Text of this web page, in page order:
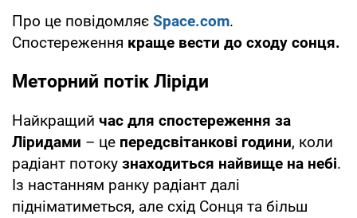
Про це повідомляє Space.com.
Спостереження краще вести до сходу сонця.
Меторний потік Ліріди
Найкращий час для спостереження за
Ліридами – це передсвітанкові години, коли
радіант потоку знаходиться найвище на небі.
Із настанням ранку радіант далі
підніматиметься, але схід Сонця та більш